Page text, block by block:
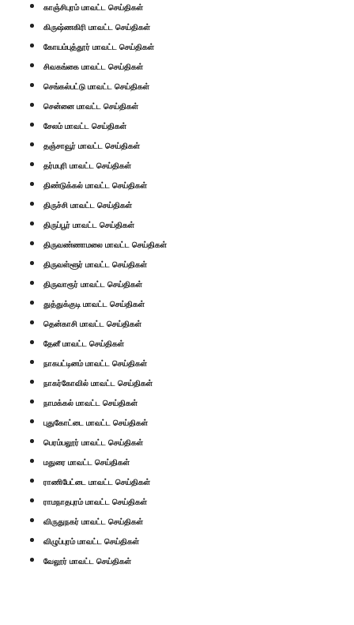
காஞ்சிபுரம் மாவட்ட செய்திகள்
கிருஷ்ணகிரி மாவட்ட செய்திகள்
கோயம்புத்தூர் மாவட்ட செய்திகள்
சிவகங்கை மாவட்ட செய்திகள்
செங்கல்பட்டு மாவட்ட செய்திகள்
சென்னை மாவட்ட செய்திகள்
சேலம் மாவட்ட செய்திகள்
தஞ்சாவூர் மாவட்ட செய்திகள்
தர்மபுரி மாவட்ட செய்திகள்
திண்டுக்கல் மாவட்ட செய்திகள்
திருச்சி மாவட்ட செய்திகள்
திருப்பூர் மாவட்ட செய்திகள்
திருவண்ணாமலை மாவட்ட செய்திகள்
திருவள்ளூர் மாவட்ட செய்திகள்
திருவாரூர் மாவட்ட செய்திகள்
துத்துக்குடி மாவட்ட செய்திகள்
தென்காசி மாவட்ட செய்திகள்
தேனீ மாவட்ட செய்திகள்
நாகபட்டினம் மாவட்ட செய்திகள்
நாகர்கோவில் மாவட்ட செய்திகள்
நாமக்கல் மாவட்ட செய்திகள்
புதுகோட்டை மாவட்ட செய்திகள்
பெரம்பலூர் மாவட்ட செய்திகள்
மதுரை மாவட்ட செய்திகள்
ராணிபேட்டை மாவட்ட செய்திகள்
ராமநாதபுரம் மாவட்ட செய்திகள்
விருதுநகர் மாவட்ட செய்திகள்
விழுப்புரம் மாவட்ட செய்திகள்
வேலூர் மாவட்ட செய்திகள்